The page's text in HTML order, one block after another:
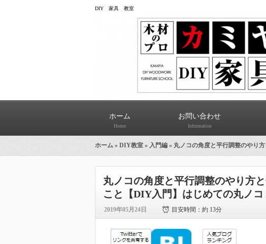
DIY 家具 教室
ホーム
Home
お問い合わせ
Information
ホーム » DIY教室 » 入門編 » 丸ノコの角度と平行調整のやり
丸ノコの角度と平行調整のやり方
こと【DIY入門】はじめての丸ノコ
2019年05月24日 目安時間：約 13分